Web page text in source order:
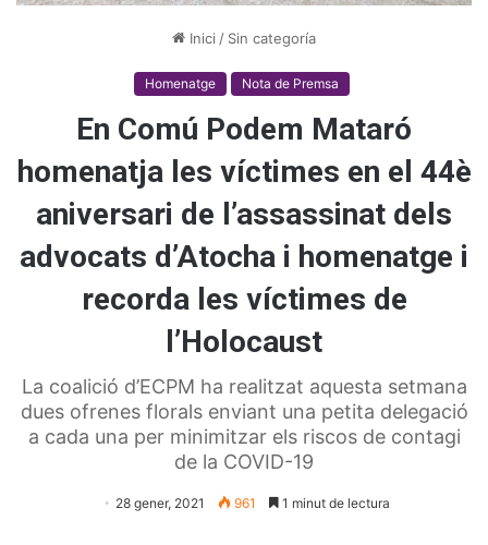
Inici / Sin categoría
Homenatge Nota de Premsa
En Comú Podem Mataró
homenatja les víctimes en el 44è
aniversari de l’assassinat dels
advocats d’Atocha i homenatge i
recorda les víctimes de
l’Holocaust
La coalició d’ECPM ha realitzat aquesta setmana
dues ofrenes florals enviant una petita delegació
a cada una per minimitzar els riscos de contagi
de la COVID-19
28 gener, 2021 961 1 minut de lectura